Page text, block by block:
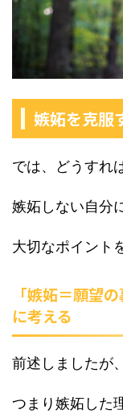
嫉妬を克服
では、どうすれ
嫉妬しない自分
大切なポイント
「嫉妬＝願望
に考える
前述しましたが
つまり嫉妬した